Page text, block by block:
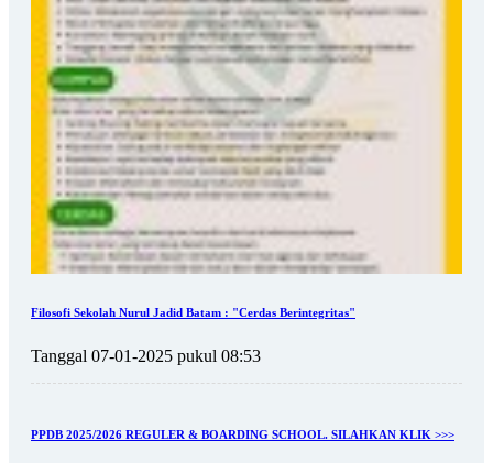
Filosofi Sekolah Nurul Jadid Batam : "Cerdas Berintegritas"
Tanggal 07-01-2025 pukul 08:53
PPDB 2025/2026 REGULER & BOARDING SCHOOL. SILAHKAN KLIK >>>